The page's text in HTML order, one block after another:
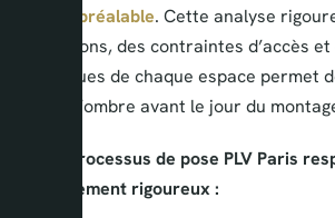
terrain préalable. Cette analyse
dimensions, des contraintes d’accès
techniques de chaque espace permet
zones d’ombre avant le jour du
Notre processus de pose PLV Paris
extrêmement rigoureux :